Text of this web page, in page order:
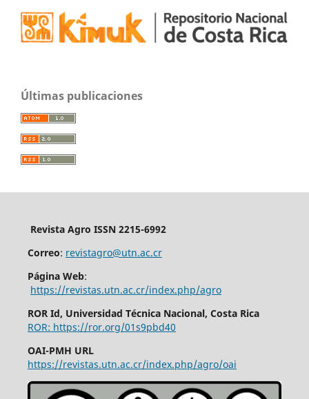
Últimas publicaciones
Revista Agro ISSN 2215-6992
Correo: revistagro@utn.ac.cr
Página Web:
https://revistas.utn.ac.cr/index.php/agro
ROR Id, Universidad Técnica Nacional, Costa Rica
ROR: https://ror.org/01s9pbd40
OAI-PMH URL
https://revistas.utn.ac.cr/index.php/agro/oai